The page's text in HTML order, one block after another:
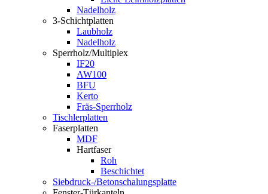
Nadelholz
3-Schichtplatten
Laubholz
Nadelholz
Sperrholz/Multiplex
IF20
AW100
BFU
Kerto
Fräs-Sperrholz
Tischlerplatten
Faserplatten
MDF
Hartfaser
Roh
Beschichtet
Siebdruck-/Betonschalungsplatte